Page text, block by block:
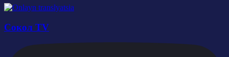
Сокол TV